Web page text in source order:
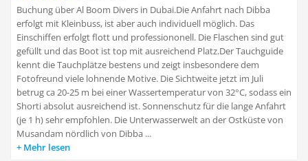
Buchung über Al Boom Divers in Dubai.Die Anfahrt nach Dibba
erfolgt mit Kleinbuss, ist aber auch individuell möglich. Das
Einschiffen erfolgt flott und professiononell. Die Flaschen sind gut
gefüllt und das Boot ist top mit ausreichend Platz.Der Tauchguide
kennt die Tauchplätze bestens und zeigt insbesondere dem
Fotofreund viele lohnende Motive. Die Sichtweite jetzt im Juli
betrug ca 20-25 m bei einer Wassertemperatur von 32°C, sodass ein
Shorti absolut ausreichend ist. Sonnenschutz für die lange Anfahrt
(je 1 h) sehr empfohlen. Die Unterwasserwelt an der Ostküste von
Musandam nördlich von Dibba ...
Mehr lesen